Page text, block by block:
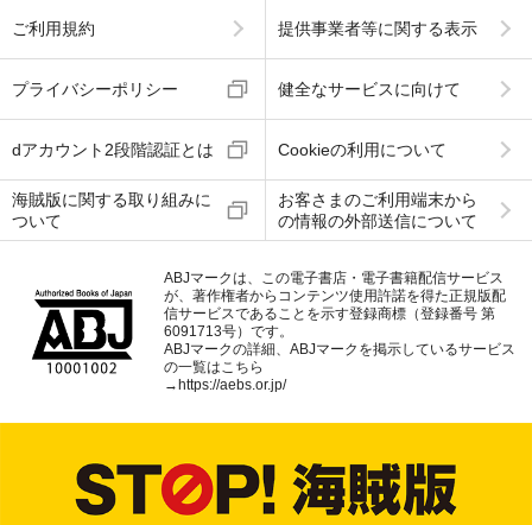
ご利用規約 提供事業者等に関する表示
プライバシーポリシー 健全なサービスに向けて
dアカウント2段階認証とは Cookieの利用について
海賊版に関する取り組みに
ついて
お客さまのご利用端末から
の情報の外部送信について
ABJマークは、この電子書店・電子書籍配信サービス
が、著作権者からコンテンツ使用許諾を得た正規版配
信サービスであることを示す登録商標（登録番号 第
6091713号）です。
ABJマークの詳細、ABJマークを掲示しているサービス
の一覧はこちら
→https://aebs.or.jp/